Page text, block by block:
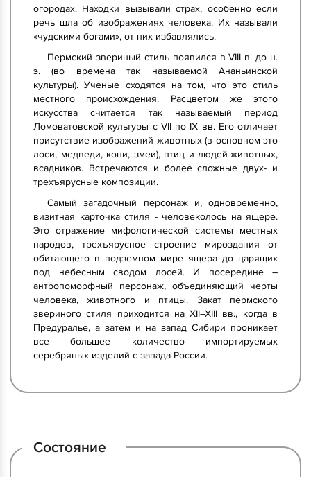
огородах. Находки вызывали страх, особенно если
речь шла об изображениях человека. Их называли
«чудскими богами», от них избавлялись.
Пермский звериный стиль появился в VIII в. до н.
э. (во времена так называемой Ананьинской
культуры). Ученые сходятся на том, что это стиль
местного происхождения. Расцветом же этого
искусства считается так называемый период
Ломоватовской культуры с VII по IX вв. Его отличает
присутствие изображений животных (в основном это
лоси, медведи, кони, змеи), птиц и людей-животных,
всадников. Встречаются и более сложные двух- и
трехъярусные композиции.
Самый загадочный персонаж и, одновременно,
визитная карточка стиля - человеколось на ящере.
Это отражение мифологической системы местных
народов, трехъярусное строение мироздания от
обитающего в подземном мире ящера до царящих
под небесным сводом лосей. И посередине –
антропоморфный персонаж, объединяющий черты
человека, животного и птицы. Закат пермского
звериного стиля приходится на XII–XIII вв., когда в
Предуралье, а затем и на запад Сибири проникает
все большее количество импортируемых
серебряных изделий с запада России.
Состояние